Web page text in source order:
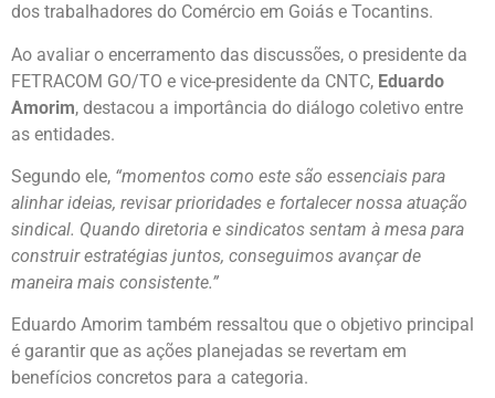
dos trabalhadores do Comércio em Goiás e Tocantins.
Ao avaliar o encerramento das discussões, o presidente da
FETRACOM GO/TO e vice-presidente da CNTC, Eduardo
Amorim, destacou a importância do diálogo coletivo entre
as entidades.
Segundo ele, “momentos como este são essenciais para
alinhar ideias, revisar prioridades e fortalecer nossa atuação
sindical. Quando diretoria e sindicatos sentam à mesa para
construir estratégias juntos, conseguimos avançar de
maneira mais consistente.”
Eduardo Amorim também ressaltou que o objetivo principal
é garantir que as ações planejadas se revertam em
benefícios concretos para a categoria.